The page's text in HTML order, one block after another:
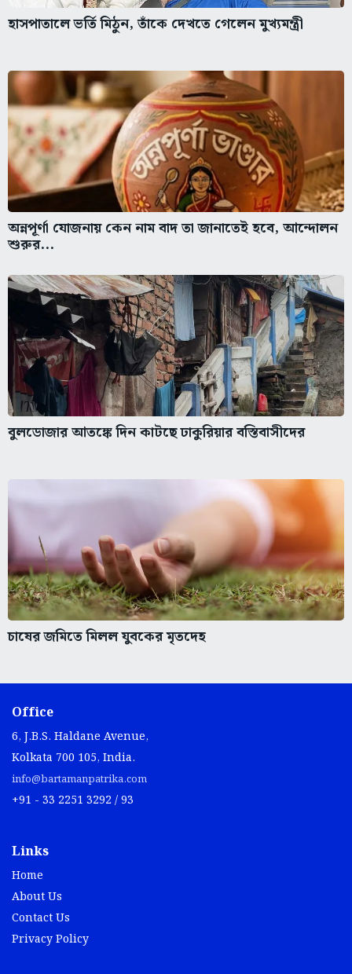
হাসপাতালে ভর্তি মিঠুন, তাঁকে দেখতে গেলেন মুখ্যমন্ত্রী
অন্নপূর্ণা যোজনায় কেন নাম বাদ তা জানাতেই হবে, আন্দোলন
শুরুর...
বুলডোজার আতঙ্কে দিন কাটছে ঢাকুরিয়ার বস্তিবাসীদের
চাষের জমিতে মিলল যুবকের মৃতদেহ
Office
6, J.B.S. Haldane Avenue,
Kolkata 700 105, India.
info@bartamanpatrika.com
+91 - 33 2251 3292 / 93
Links
Home
About Us
Contact Us
Privacy Policy